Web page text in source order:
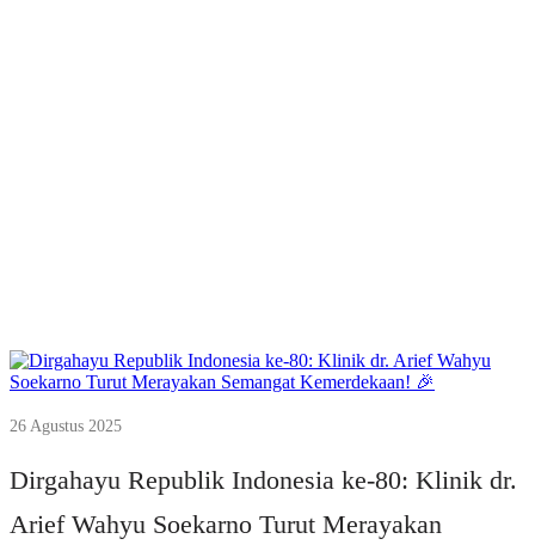
26 Agustus 2025
Dirgahayu Republik Indonesia ke-80: Klinik dr.
Arief Wahyu Soekarno Turut Merayakan